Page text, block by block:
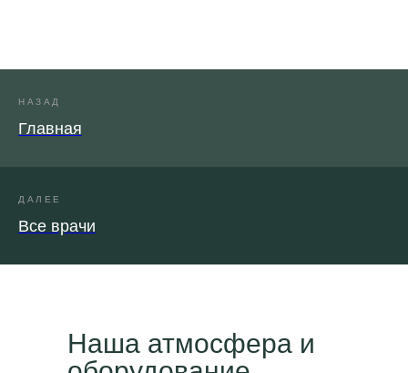
НАЗАД
Главная
ДАЛЕЕ
Все врачи
Наша атмосфера и